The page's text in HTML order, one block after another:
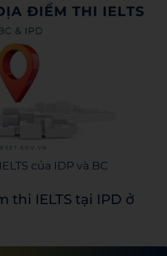
của IDP và BC
thi IELTS tại IPD ở